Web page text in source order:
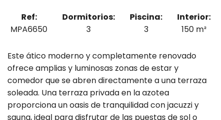
Ref:
MPA6650
Dormitorios:
3
Piscina:
3
Interior:
150 m²
Este ático moderno y completamente renovado
ofrece amplias y luminosas zonas de estar y
comedor que se abren directamente a una terraza
soleada. Una terraza privada en la azotea
proporciona un oasis de tranquilidad con jacuzzi y
sauna, ideal para disfrutar de las puestas de sol o